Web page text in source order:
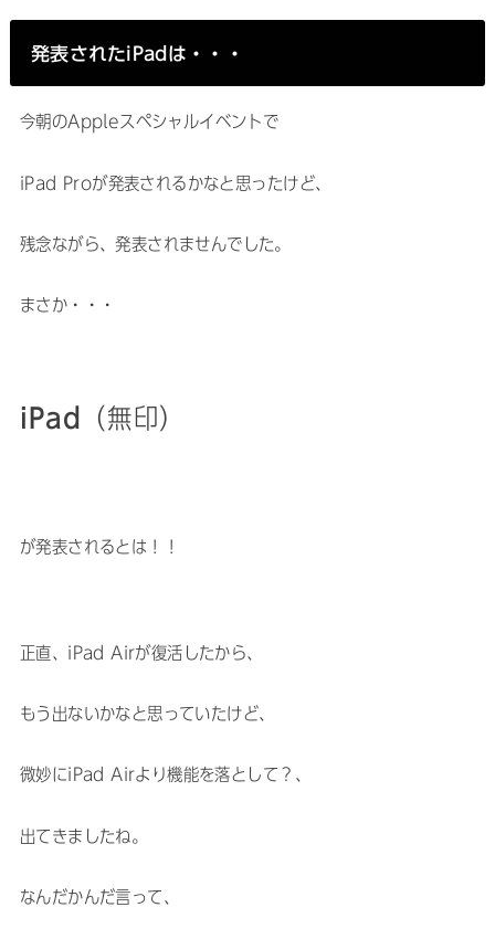
発表されたiPadは・・・
今朝のAppleスペシャルイベントで
iPad Proが発表されるかなと思ったけど、
残念ながら、発表されませんでした。
まさか・・・
iPad （無印）
が発表されるとは！！
正直、iPad Airが復活したから、
もう出ないかなと思っていたけど、
微妙にiPad Airより機能を落として？、
出てきましたね。
なんだかんだ言って、